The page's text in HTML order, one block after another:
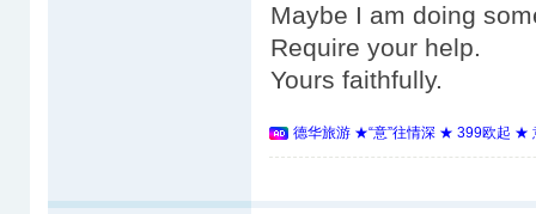
Maybe I am doing
Require your help.
Yours faithfully.
德华旅游 ★“意”往情深 ★ 399欧起 ★